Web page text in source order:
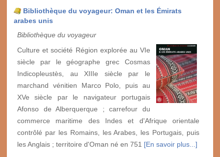
Bibliothèque du voyageur: Oman et les Émirats
arabes unis
Bibliothèque du voyageur
Culture et société Région explorée au VIe
siècle par le géographe grec Cosmas
Indicopleustès, au XIIIe siècle par le
marchand vénitien Marco Polo, puis au
XVe siècle par le navigateur portugais
Afonso de Alberquerque ; carrefour du
commerce maritime des Indes et d'Afrique orientale
contrôlé par les Romains, les Arabes, les Portugais, puis
les Anglais ; territoire d'Oman né en 751 [En savoir plus...]